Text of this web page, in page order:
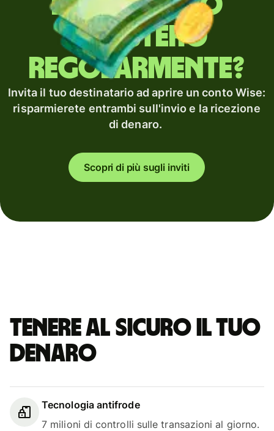
all'estero
regolarmente?
Invita il tuo destinatario ad aprire un conto Wise:
risparmierete entrambi sull'invio e la ricezione
di denaro.
Scopri di più sugli inviti
Tenere al sicuro il tuo
denaro
Tecnologia antifrode
7 milioni di controlli sulle transazioni al giorno.